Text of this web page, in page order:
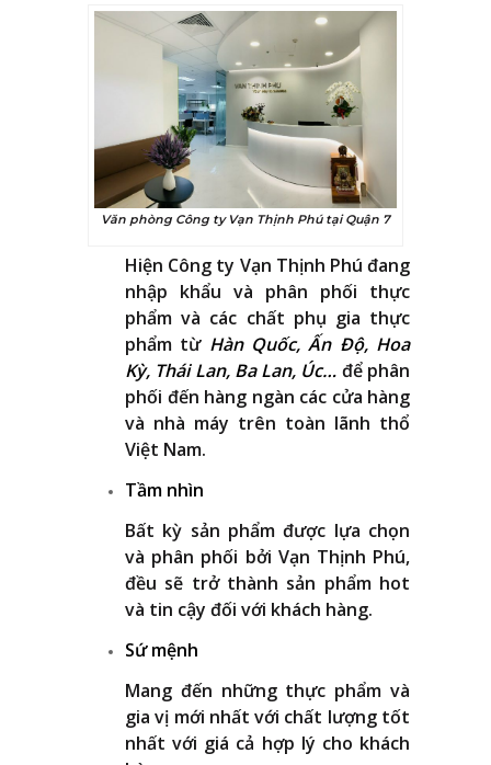
Văn phòng Công ty Vạn Thịnh Phú tại Quận 7
Hiện Công ty Vạn Thịnh Phú đang
nhập khẩu và phân phối thực
phẩm và các chất phụ gia thực
phẩm từ Hàn Quốc, Ấn Độ, Hoa
Kỳ, Thái Lan, Ba Lan, Úc… để phân
phối đến hàng ngàn các cửa hàng
và nhà máy trên toàn lãnh thổ
Việt Nam.
Tầm nhìn
Bất kỳ sản phẩm được lựa chọn
và phân phối bởi Vạn Thịnh Phú,
đều sẽ trở thành sản phẩm hot
và tin cậy đối với khách hàng.
Sứ mệnh
Mang đến những thực phẩm và
gia vị mới nhất với chất lượng tốt
nhất với giá cả hợp lý cho khách